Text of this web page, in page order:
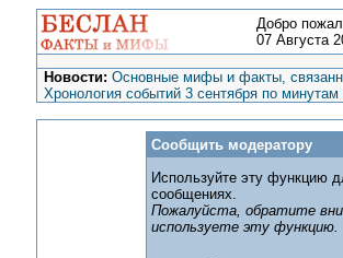
Добро
07 Августа
Новости: Основные мифы и факты,
Хронология событий 3 сентября по
Сообщить модератору
Используйте эту функцию
сообщениях.
Пожалуйста, обратите
используете эту функцию.